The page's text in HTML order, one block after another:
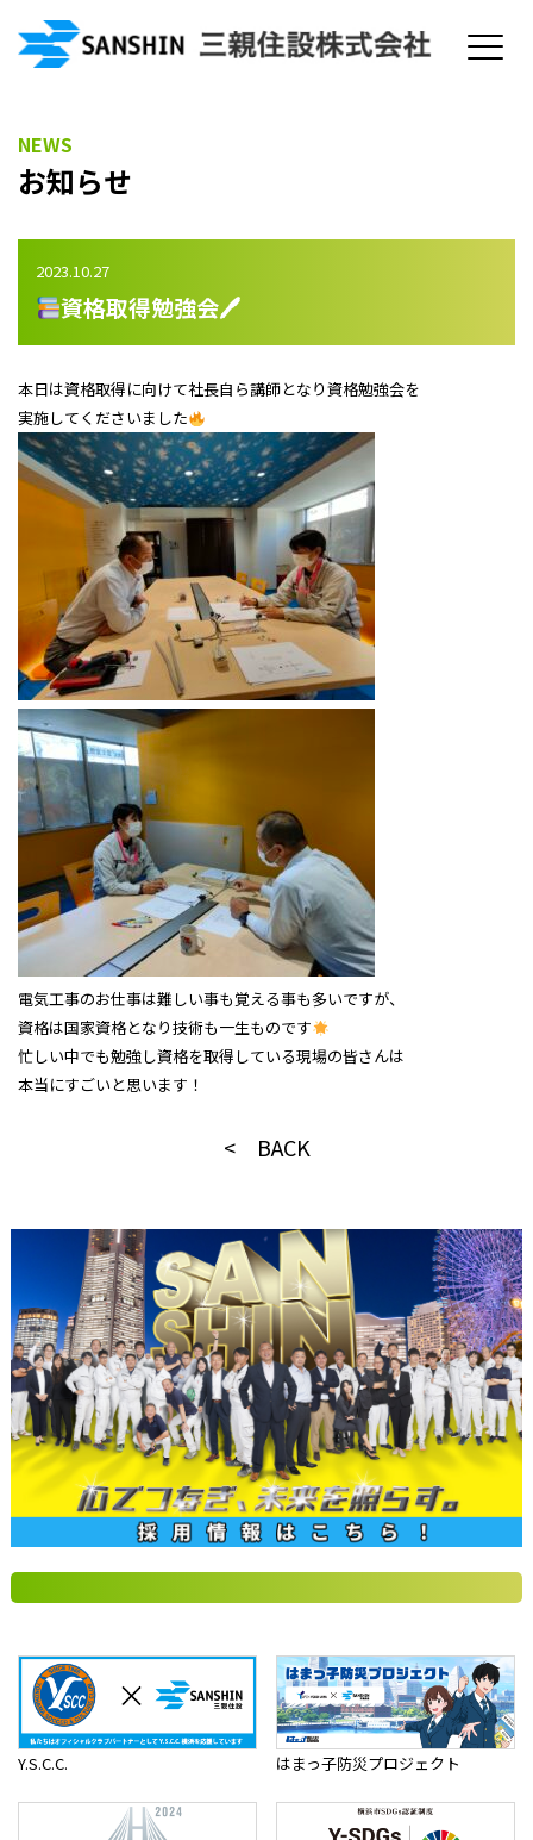
NEWS
お知らせ
2023.10.27
資格取得勉強会🖊
本日は資格取得に向けて社長自ら講師となり資格勉強会を
実施してくださいました
電気工事のお仕事は難しい事も覚える事も多いですが、
資格は国家資格となり技術も一生ものです
忙しい中でも勉強し資格を取得している現場の皆さんは
本当にすごいと思います！
< BACK
Y.S.C.C. はまっ子防災プロジェクト